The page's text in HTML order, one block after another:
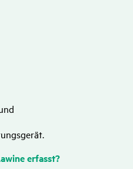
erfasst?